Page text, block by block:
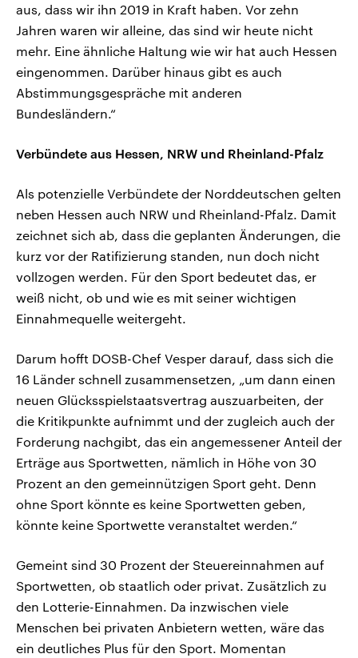
aus, dass wir ihn 2019 in Kraft haben. Vor zehn
Jahren waren wir alleine, das sind wir heute nicht
mehr. Eine ähnliche Haltung wie wir hat auch Hessen
eingenommen. Darüber hinaus gibt es auch
Abstimmungsgespräche mit anderen
Bundesländern.“
Verbündete aus Hessen, NRW und Rheinland-Pfalz
Als potenzielle Verbündete der Norddeutschen gelten
neben Hessen auch NRW und Rheinland-Pfalz. Damit
zeichnet sich ab, dass die geplanten Änderungen, die
kurz vor der Ratifizierung standen, nun doch nicht
vollzogen werden. Für den Sport bedeutet das, er
weiß nicht, ob und wie es mit seiner wichtigen
Einnahmequelle weitergeht.
Darum hofft DOSB-Chef Vesper darauf, dass sich die
16 Länder schnell zusammensetzen, „um dann einen
neuen Glücksspielstaatsvertrag auszuarbeiten, der
die Kritikpunkte aufnimmt und der zugleich auch der
Forderung nachgibt, das ein angemessener Anteil der
Erträge aus Sportwetten, nämlich in Höhe von 30
Prozent an den gemeinnützigen Sport geht. Denn
ohne Sport könnte es keine Sportwetten geben,
könnte keine Sportwette veranstaltet werden.“
Gemeint sind 30 Prozent der Steuereinnahmen auf
Sportwetten, ob staatlich oder privat. Zusätzlich zu
den Lotterie-Einnahmen. Da inzwischen viele
Menschen bei privaten Anbietern wetten, wäre das
ein deutliches Plus für den Sport. Momentan